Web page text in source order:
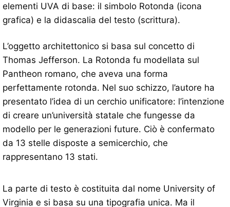
elementi UVA di base: il simbolo Rotonda (icona
grafica) e la didascalia del testo (scrittura).
L’oggetto architettonico si basa sul concetto di
Thomas Jefferson. La Rotonda fu modellata sul
Pantheon romano, che aveva una forma
perfettamente rotonda. Nel suo schizzo, l’autore ha
presentato l’idea di un cerchio unificatore: l’intenzione
di creare un’università statale che fungesse da
modello per le generazioni future. Ciò è confermato
da 13 stelle disposte a semicerchio, che
rappresentano 13 stati.
La parte di testo è costituita dal nome University of
Virginia e si basa su una tipografia unica. Ma il